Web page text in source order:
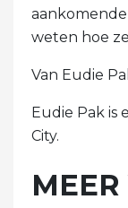
weten hoe
Van Eudie
Eudie Pak is
City.